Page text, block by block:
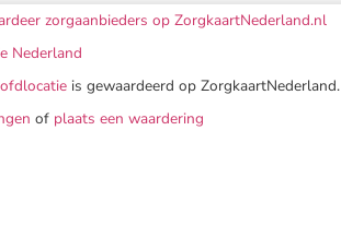
is gewaardeerd op ZorgkaartNederland.
of plaats een waardering